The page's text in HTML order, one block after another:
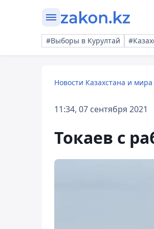
#Выборы в Курултай
Новости Казахстана и мира
11:34, 07 сентября 2021
Токаев с